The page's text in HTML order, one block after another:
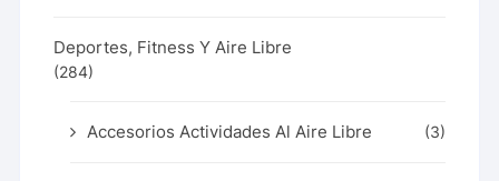
Deportes, Fitness Y Aire Libre
(284)
Accesorios Actividades Al Aire Libre (3)